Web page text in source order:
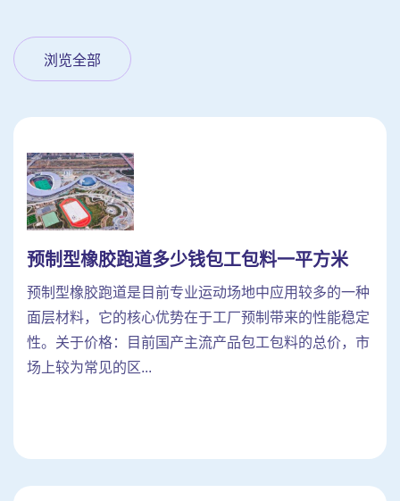
浏览全部
预制型橡胶跑道多少钱包工包料一平方米
预制型橡胶跑道是目前专业运动场地中应用较多的一种
面层材料，它的核心优势在于工厂预制带来的性能稳定
性。关于价格：目前国产主流产品包工包料的总价，市
场上较为常见的区...